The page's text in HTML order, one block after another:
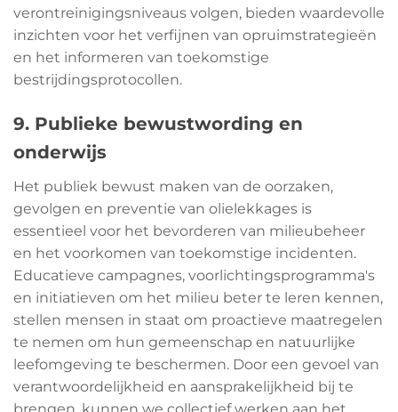
verontreinigingsniveaus volgen, bieden waardevolle
inzichten voor het verfijnen van opruimstrategieën
en het informeren van toekomstige
bestrijdingsprotocollen.
9. Publieke bewustwording en
onderwijs
Het publiek bewust maken van de oorzaken,
gevolgen en preventie van olielekkages is
essentieel voor het bevorderen van milieubeheer
en het voorkomen van toekomstige incidenten.
Educatieve campagnes, voorlichtingsprogramma's
en initiatieven om het milieu beter te leren kennen,
stellen mensen in staat om proactieve maatregelen
te nemen om hun gemeenschap en natuurlijke
leefomgeving te beschermen. Door een gevoel van
verantwoordelijkheid en aansprakelijkheid bij te